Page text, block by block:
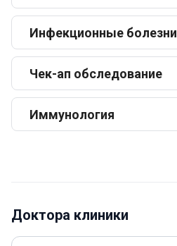
Инфекционные болезни
Чек-ап обследование
Иммунология
Доктора клиники